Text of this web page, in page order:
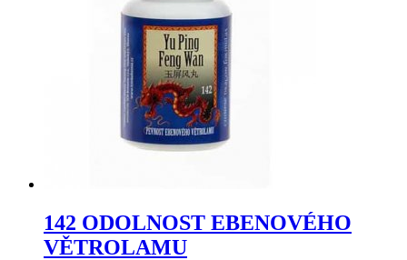
142 ODOLNOST EBENOVÉHO
VĚTROLAMU